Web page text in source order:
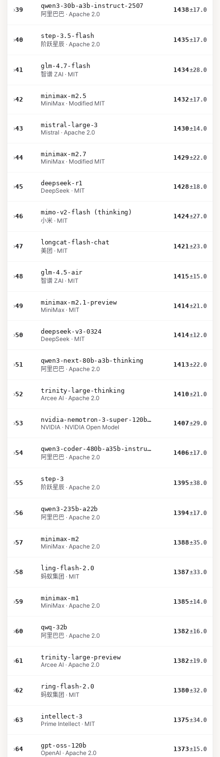
›39
qwen3-30b-a3b-instruct-2507
阿里巴巴 · Apache 2.0
1438±17.0
›40
step-3.5-flash
阶跃星辰 · Apache 2.0
1435±17.0
›41
glm-4.7-flash
智谱 ZAI · MIT
1434±28.0
›42
minimax-m2.5
MiniMax · Modified MIT
1432±17.0
›43
mistral-large-3
Mistral · Apache 2.0
1430±14.0
›44
minimax-m2.7
MiniMax · Modified MIT
1429±22.0
›45
deepseek-r1
DeepSeek · MIT
1428±18.0
›46
mimo-v2-flash (thinking)
小米 · MIT
1424±27.0
›47
longcat-flash-chat
美团 · MIT
1421±23.0
›48
glm-4.5-air
智谱 ZAI · MIT
1415±15.0
›49
minimax-m2.1-preview
MiniMax · MIT
1414±21.0
›50
deepseek-v3-0324
DeepSeek · MIT
1414±12.0
›51
qwen3-next-80b-a3b-thinking
阿里巴巴 · Apache 2.0
1413±22.0
›52
trinity-large-thinking
Arcee AI · Apache 2.0
1410±21.0
›53
nvidia-nemotron-3-super-120b-a12b
NVIDIA · NVIDIA Open Model
1407±29.0
›54
qwen3-coder-480b-a35b-instruct
阿里巴巴 · Apache 2.0
1406±17.0
›55
step-3
阶跃星辰 · Apache 2.0
1395±38.0
›56
qwen3-235b-a22b
阿里巴巴 · Apache 2.0
1394±17.0
›57
minimax-m2
MiniMax · Apache 2.0
1388±35.0
›58
ling-flash-2.0
蚂蚁集团 · MIT
1387±33.0
›59
minimax-m1
MiniMax · Apache 2.0
1385±14.0
›60
qwq-32b
阿里巴巴 · Apache 2.0
1382±16.0
›61
trinity-large-preview
Arcee AI · Apache 2.0
1382±19.0
›62
ring-flash-2.0
蚂蚁集团 · MIT
1380±32.0
›63
intellect-3
Prime Intellect · MIT
1375±34.0
›64
gpt-oss-120b
OpenAI · Apache 2.0
1373±15.0